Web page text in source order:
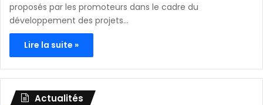
proposés par les promoteurs dans le cadre du
développement des projets…
Lire la suite »
Actualités